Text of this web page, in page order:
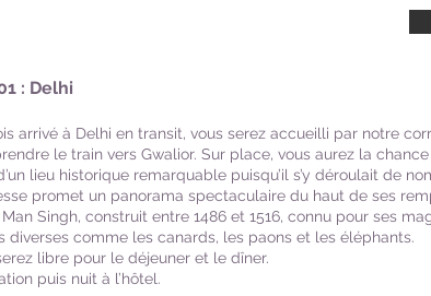
: Delhi
arrivé à Delhi en transit, vous serez accueilli par notre
le train vers Gwalior. Sur place, vous aurez la
lieu historique remarquable puisqu’il s’y déroulait de
promet un panorama spectaculaire du haut de ses
Singh, construit entre 1486 et 1516, connu pour ses
diverses comme les canards, les paons et les éléphants.
libre pour le déjeuner et le dîner.
puis nuit à l’hôtel.